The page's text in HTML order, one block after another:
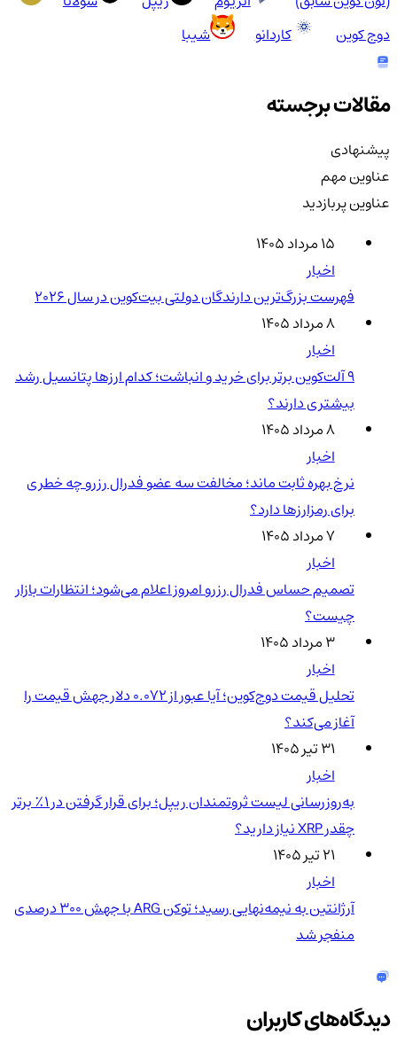
دوج کوین
کاردانو شیبا
مقالات برجسته
پیشنهادی
عناوین مهم
عناوین پربازدید
۱۵ مرداد ۱۴۰۵
اخبار
فهرست بزرگ‌ترین دارندگان دولتی بیت‌کوین در سال 2026
۸ مرداد ۱۴۰۵
اخبار
۹ آلت‌کوین برتر برای خرید و انباشت؛ کدام ارزها پتانسیل رشد
بیشتری دارند؟
۸ مرداد ۱۴۰۵
اخبار
نرخ بهره ثابت ماند؛ مخالفت سه عضو فدرال رزرو چه خطری
برای رمزارزها دارد؟
۷ مرداد ۱۴۰۵
اخبار
تصمیم حساس فدرال رزرو امروز اعلام می‌شود؛ انتظارات بازار
چیست؟
۳ مرداد ۱۴۰۵
اخبار
تحلیل قیمت دوج‌کوین؛ آیا عبور از ۰.۰۷۲ دلار جهش قیمت را
آغاز می‌کند؟
۳۱ تیر ۱۴۰۵
اخبار
به‌روزرسانی لیست ثروتمندان ریپل؛ برای قرار گرفتن در ۱٪ برتر
چقدر XRP نیاز دارید؟
۲۱ تیر ۱۴۰۵
اخبار
آرژانتین به نیمه‌نهایی رسید؛ توکن ARG با جهش ۳۰۰ درصدی
منفجر شد
دیدگاه‌های کاربران